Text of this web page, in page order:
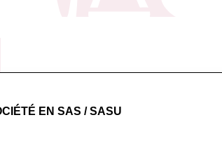
EN SAS / SASU